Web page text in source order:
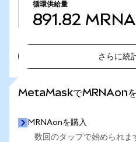
循環供給量
891.82
さらに統
MetaMaskでMRNAonを
MRNAonを購入
数回のタップで始められま